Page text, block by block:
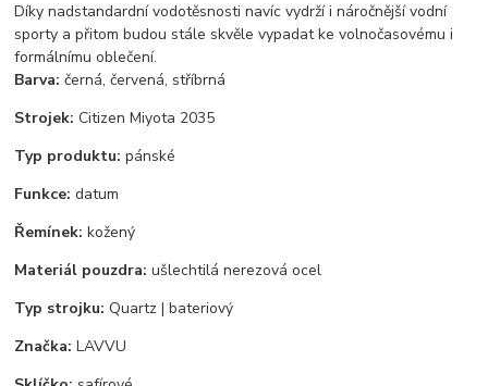
Díky nadstandardní vodotěsnosti navíc vydrží i náročnější vodní
sporty a přitom budou stále skvěle vypadat ke volnočasovému i
formálnímu oblečení.
Barva: černá, červená, stříbrná
Strojek: Citizen Miyota 2035
Typ produktu: pánské
Funkce: datum
Řemínek: kožený
Materiál pouzdra: ušlechtilá nerezová ocel
Typ strojku: Quartz | bateriový
Značka: LAVVU